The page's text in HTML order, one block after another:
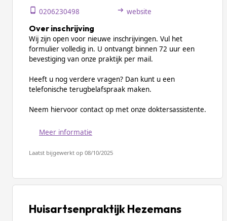
0206230498 website
Over inschrijving
Wij zijn open voor nieuwe inschrijvingen. Vul het
formulier volledig in. U ontvangt binnen 72 uur een
bevestiging van onze praktijk per mail.
Heeft u nog verdere vragen? Dan kunt u een
telefonische terugbelafspraak maken.
Neem hiervoor contact op met onze doktersassistente.
Meer informatie
Laatst bijgewerkt op 08/10/2025
Huisartsenpraktijk Hezemans